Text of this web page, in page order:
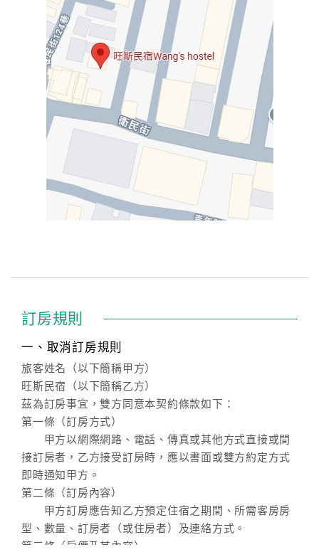
訂房規則
一、取消訂房規則
旅客姓名（以下簡稱甲方）
旺斯民宿（以下簡稱乙方）
茲為訂房事宜，雙方同意本契約條款如下：
第一條（訂房方式）
甲方以網際網路、電話、傳真或其他方式直接或間
接訂房者，乙方接受訂房時，應以書面或雙方約定方式
即時通知甲方。
第二條（訂房內容）
甲方訂房應告知乙方預定住宿之期間、所需客房房
型、數量、訂房者（或住房者）及連絡方式。
第三條（房價及其內容）